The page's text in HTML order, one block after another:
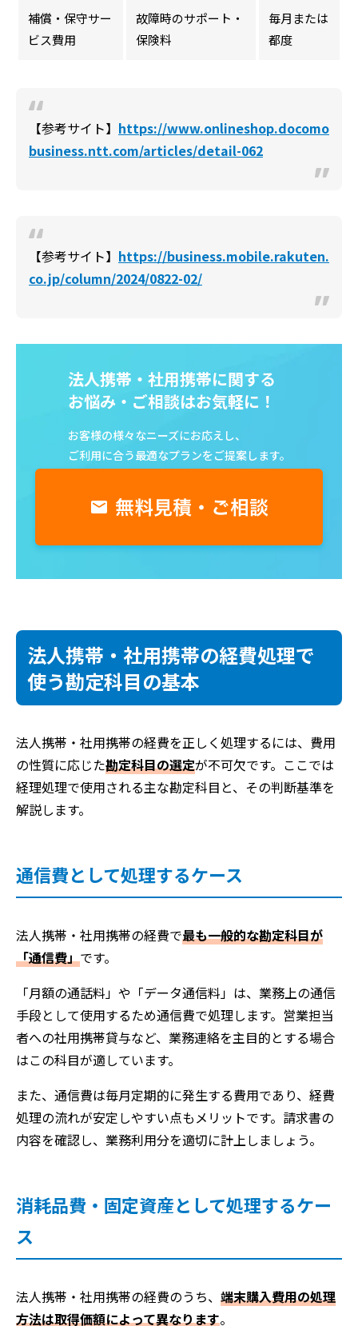
補償・保守サー
ビス費用
故障時のサポート・
保険料
毎月または
都度
【参考サイト】 https://www.onlineshop.docomo
business.ntt.com/articles/detail-062
【参考サイト】 https://business.mobile.rakuten.
co.jp/column/2024/0822-02/
法人携帯・社用携帯に関する
お悩み・ご相談はお気軽に！
お客様の様々なニーズにお応えし、
ご利用に合う最適なプランをご提案します。
法人携帯・社用携帯の経費処理で
使う勘定科目の基本
法人携帯・社用携帯の経費を正しく処理するには、費用
の性質に応じた勘定科目の選定が不可欠です。ここでは
経理処理で使用される主な勘定科目と、その判断基準を
解説します。
通信費として処理するケース
法人携帯・社用携帯の経費で最も一般的な勘定科目が
「通信費」です。
「月額の通話料」や「データ通信料」は、業務上の通信
手段として使用するため通信費で処理します。営業担当
者への社用携帯貸与など、業務連絡を主目的とする場合
はこの科目が適しています。
また、通信費は毎月定期的に発生する費用であり、経費
処理の流れが安定しやすい点もメリットです。請求書の
内容を確認し、業務利用分を適切に計上しましょう。
消耗品費・固定資産として処理するケー
ス
法人携帯・社用携帯の経費のうち、 端末購入費用の処理
方法は取得価額によって異なります。